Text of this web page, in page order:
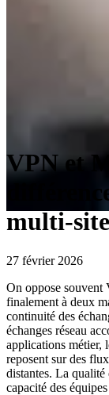
VPN et
multi-
27 février 2026
On oppose souvent
finalement à deux
continuité des
échanges réseau
applications métier,
reposent sur des
distantes. La qualité
capacité des